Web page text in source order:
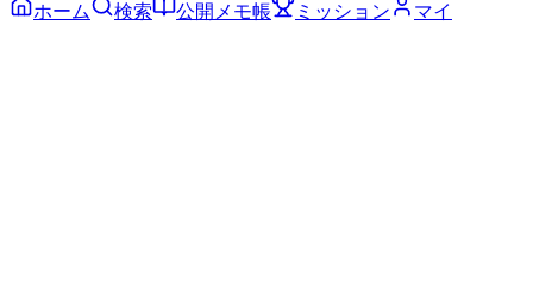
ホーム 検索 公開メモ帳 ミッション マイ